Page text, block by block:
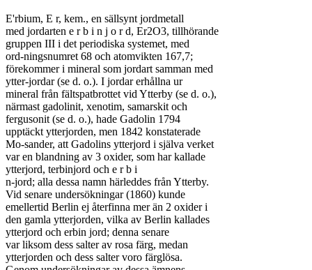
E'rbium, E r, kem., en sällsynt jordmetall
med jordarten e r b i n j o r d, Er2O3, tillhörande
gruppen III i det periodiska systemet, med
ord-ningsnumret 68 och atomvikten 167,7;
förekommer i mineral som jordart samman med
ytter-jordar (se d. o.). I jordar erhållna ur
mineral från fältspatbrottet vid Ytterby (se d. o.),
närmast gadolinit, xenotim, samarskit och
fergusonit (se d. o.), hade Gadolin 1794
upptäckt ytterjorden, men 1842 konstaterade
Mo-sander, att Gadolins ytterjord i själva verket
var en blandning av 3 oxider, som har kallade
ytterjord, terbinjord och e r b i
n-jord; alla dessa namn härleddes från Ytterby.
Vid senare undersökningar (1860) kunde
emellertid Berlin ej återfinna mer än 2 oxider i
den gamla ytterjorden, vilka av Berlin kallades
ytterjord och erbin jord; denna senare
var liksom dess salter av rosa färg, medan
ytterjorden och dess salter voro färglösa.